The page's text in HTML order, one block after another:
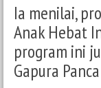
Ia menilai,
Anak Hebat
program ini
Gapura